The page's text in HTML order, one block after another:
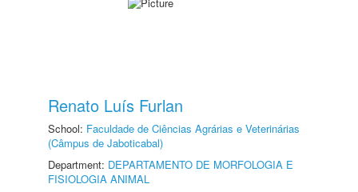
Renato Luís Furlan
School: Faculdade de Ciências Agrárias e Veterinárias
(Câmpus de Jaboticabal)
Department: DEPARTAMENTO DE MORFOLOGIA E
FISIOLOGIA ANIMAL